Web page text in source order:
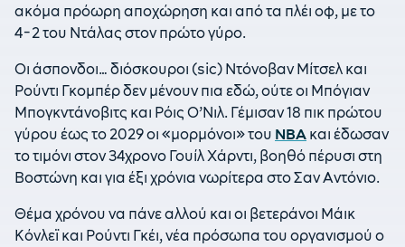
ακόμα πρόωρη αποχώρηση και από τα πλέι οφ, με το
4-2 του Ντάλας στον πρώτο γύρο.
Οι άσπονδοι… διόσκουροι (sic) Ντόνοβαν Μίτσελ και
Ρούντι Γκομπέρ δεν μένουν πια εδώ, ούτε οι Μπόγιαν
Μπογκντάνοβιτς και Ρόις Ο’Νιλ. Γέμισαν 18 πικ πρώτου
γύρου έως το 2029 οι «μορμόνοι» του NBA και έδωσαν
το τιμόνι στον 34χρονο Γουίλ Χάρντι, βοηθό πέρυσι στη
Βοστώνη και για έξι χρόνια νωρίτερα στο Σαν Αντόνιο.
Θέμα χρόνου να πάνε αλλού και οι βετεράνοι Μάικ
Κόνλεϊ και Ρούντι Γκέι, νέα πρόσωπα του οργανισμού ο